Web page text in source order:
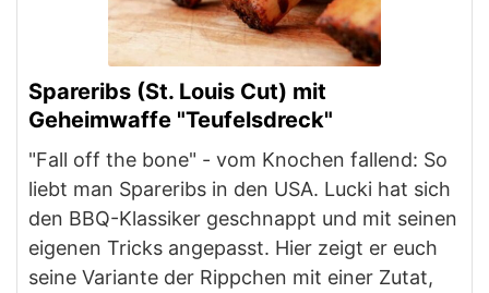
Spareribs (St. Louis Cut) mit
Geheimwaffe "Teufelsdreck"
"Fall off the bone" - vom Knochen fallend: So
liebt man Spareribs in den USA. Lucki hat sich
den BBQ-Klassiker geschnappt und mit seinen
eigenen Tricks angepasst. Hier zeigt er euch
seine Variante der Rippchen mit einer Zutat,